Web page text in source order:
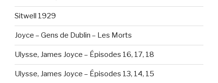
Sitwell 1929
Joyce – Gens de Dublin – Les Morts
Ulysse, James Joyce – Épisodes 16, 17, 18
Ulysse, James Joyce – Épisodes 13, 14, 15